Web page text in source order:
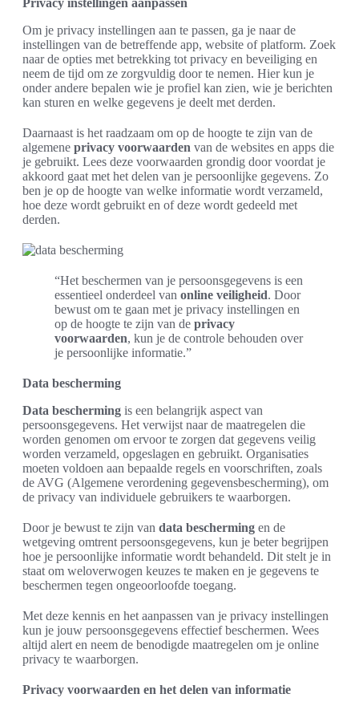
Privacy instellingen aanpassen
Om je privacy instellingen aan te passen, ga je naar de
instellingen van de betreffende app, website of platform. Zoek
naar de opties met betrekking tot privacy en beveiliging en
neem de tijd om ze zorgvuldig door te nemen. Hier kun je
onder andere bepalen wie je profiel kan zien, wie je berichten
kan sturen en welke gegevens je deelt met derden.
Daarnaast is het raadzaam om op de hoogte te zijn van de
algemene privacy voorwaarden van de websites en apps die
je gebruikt. Lees deze voorwaarden grondig door voordat je
akkoord gaat met het delen van je persoonlijke gegevens. Zo
ben je op de hoogte van welke informatie wordt verzameld,
hoe deze wordt gebruikt en of deze wordt gedeeld met
derden.
“Het beschermen van je persoonsgegevens is een
essentieel onderdeel van online veiligheid. Door
bewust om te gaan met je privacy instellingen en
op de hoogte te zijn van de privacy
voorwaarden, kun je de controle behouden over
je persoonlijke informatie.”
Data bescherming
Data bescherming is een belangrijk aspect van
persoonsgegevens. Het verwijst naar de maatregelen die
worden genomen om ervoor te zorgen dat gegevens veilig
worden verzameld, opgeslagen en gebruikt. Organisaties
moeten voldoen aan bepaalde regels en voorschriften, zoals
de AVG (Algemene verordening gegevensbescherming), om
de privacy van individuele gebruikers te waarborgen.
Door je bewust te zijn van data bescherming en de
wetgeving omtrent persoonsgegevens, kun je beter begrijpen
hoe je persoonlijke informatie wordt behandeld. Dit stelt je in
staat om weloverwogen keuzes te maken en je gegevens te
beschermen tegen ongeoorloofde toegang.
Met deze kennis en het aanpassen van je privacy instellingen
kun je jouw persoonsgegevens effectief beschermen. Wees
altijd alert en neem de benodigde maatregelen om je online
privacy te waarborgen.
Privacy voorwaarden en het delen van informatie